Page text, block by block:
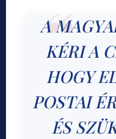
A
KÉRI A
HOGY
POSTAI
ÉS